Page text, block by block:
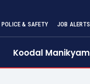
POLICE & SAFETY JOB ALERTS
Koodal Manikyam